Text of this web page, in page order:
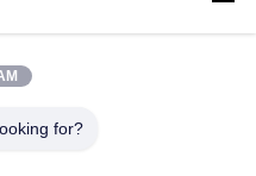
10G-SR | Émetteur-
nm
Cisco SFP+, 10 Gbit/s/850
for?